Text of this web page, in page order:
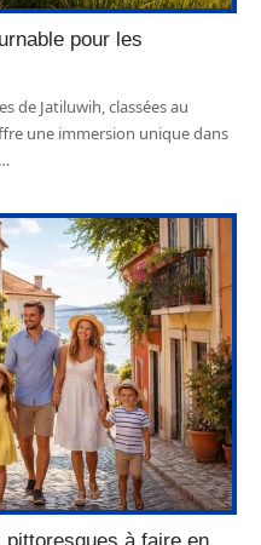
pour les
de Jatiluwih, classées au
une immersion unique dans
…